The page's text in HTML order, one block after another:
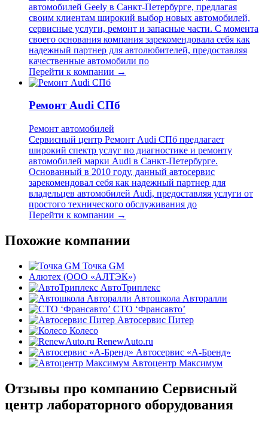
автомобилей Geely в Санкт-Петербурге, предлагая
своим клиентам широкий выбор новых автомобилей,
сервисные услуги, ремонт и запасные части. С момента
своего основания компания зарекомендовала себя как
надежный партнер для автолюбителей, предоставляя
качественные автомобили по
Перейти к компании →
Ремонт Audi СПб
Ремонт автомобилей
Сервисный центр Ремонт Audi СПб предлагает
широкий спектр услуг по диагностике и ремонту
автомобилей марки Audi в Санкт-Петербурге.
Основанный в 2010 году, данный автосервис
зарекомендовал себя как надежный партнер для
владельцев автомобилей Audi, предоставляя услуги от
простого технического обслуживания до
Перейти к компании →
Похожие компании
Точка GM
Алютех (ООО «АЛТЭК»)
АвтоТриплекс
Автошкола Авторалли
СТО ‘Франсавто’
Автосервис Питер
Колесо
RenewAuto.ru
Автосервис «А-Бренд»
Автоцентр Максимум
Отзывы про компанию Сервисный
центр лабораторного оборудования